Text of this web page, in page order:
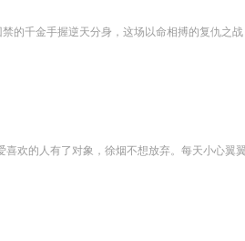
的千金手握逆天分身，这场以命相搏的复仇之
喜欢的人有了对象，徐烟不想放弃。每天小心翼